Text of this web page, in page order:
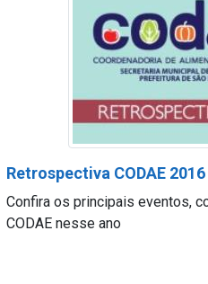
Retrospectiva CODAE 2016
Confira os principais eventos,
CODAE nesse ano